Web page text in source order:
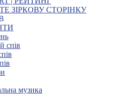
ЗІРКОВУ СТОРІНКУ
спів
музика